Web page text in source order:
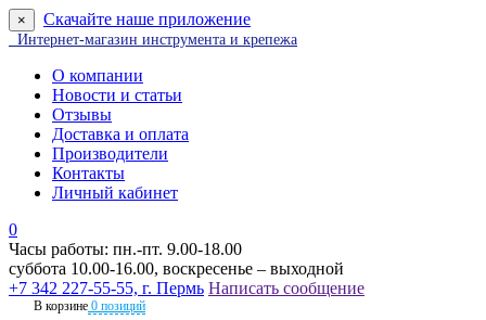
× Скачайте наше приложение
Интернет-магазин инструмента и крепежа
О компании
Новости и статьи
Отзывы
Доставка и оплата
Производители
Контакты
Личный кабинет
0
Часы работы: пн.-пт. 9.00-18.00
суббота 10.00-16.00, воскресенье – выходной
+7 342 227-55-55, г. Пермь Написать сообщение
В корзине 0 позиций